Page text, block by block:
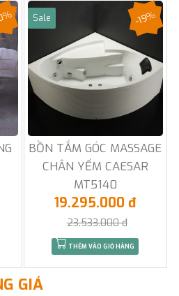
Sale
BỒN TẮM GÓC MASSAGE
CHÂN YẾM CAESAR
MT5140
-19%
19.295.000 đ
23.533.000 đ
THÊM VÀO GIỎ HÀNG
GIÁ